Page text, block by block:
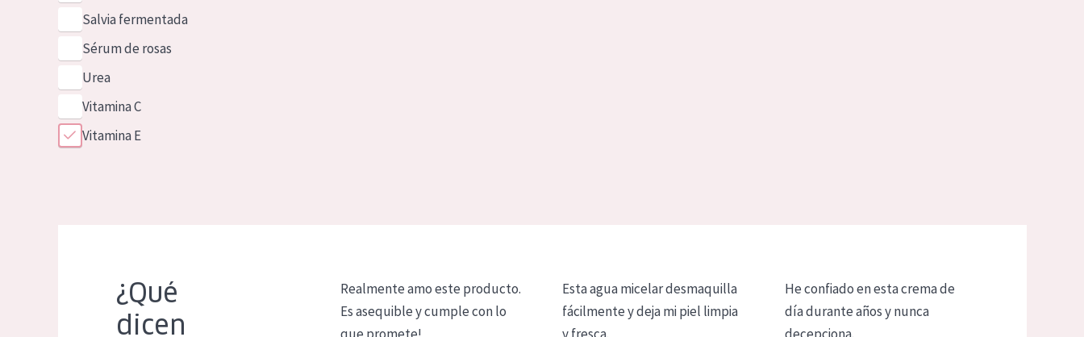
Salvia fermentada
Sérum de rosas
Urea
Vitamina C
Vitamina E
¿Qué
dicen
Realmente amo este producto.
Es asequible y cumple con lo
Esta agua micelar desmaquilla
fácilmente y deja mi piel limpia
He confiado en esta crema de
día durante años y nunca